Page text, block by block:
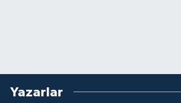
Yazarlar